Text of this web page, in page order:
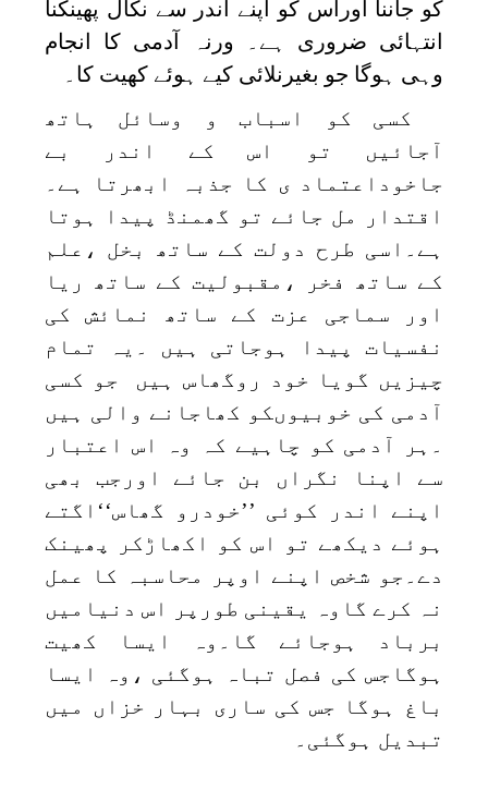
کو جاننا اوراس کو اپنے اندر سے نکال پھینکنا
انتہائی ضروری ہے۔ ورنہ آدمی کا انجام
وہی ہوگا جو بغیرنلائی کیے ہوئے کھیت کا۔
کسی کو اسباب و وسائل ہاتھ
آجائیں تو اس کے اندر بے
جاخوداعتماد ی کا جذبہ ابھرتا ہے۔
اقتدار مل جائے تو گھمنڈ پیدا ہوتا
ہے۔اسی طرح دولت کے ساتھ بخل ،علم
کے ساتھ فخر ،مقبولیت کے ساتھ ریا
اور سماجی عزت کے ساتھ نمائش کی
نفسیات پیدا ہوجاتی ہیں ۔یہ تمام
چیزیں گویا خود روگھاس ہیں جو کسی
آدمی کی خوبیوںکو کھاجانے والی ہیں
۔ہر آدمی کو چاہیے کہ وہ اس اعتبار
سے اپنا نگراں بن جائے اورجب بھی
اپنے اندر کوئی ’’خودرو گھاس‘‘اگتے
ہوئے دیکھے تو اس کو اکھاڑکر پھینک
دے۔جو شخص اپنے اوپر محاسبہ کا عمل
نہ کرے گاوہ یقینی طورپر اس دنیامیں
برباد ہوجائے گا۔وہ ایسا کھیت
ہوگاجس کی فصل تباہ ہوگئی ،وہ ایسا
باغ ہوگا جس کی ساری بہار خزاں میں
تبدیل ہوگئی۔